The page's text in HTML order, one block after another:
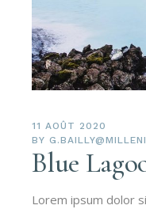
11 AOÛT 2020
BY
Blue
Lorem ipsum dolor